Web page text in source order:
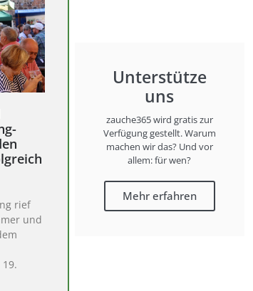
rief
und
Unterstütze
uns
zauche365 wird gratis zur
Verfügung gestellt. Warum
machen wir das? Und vor
allem: für wen?
Mehr erfahren